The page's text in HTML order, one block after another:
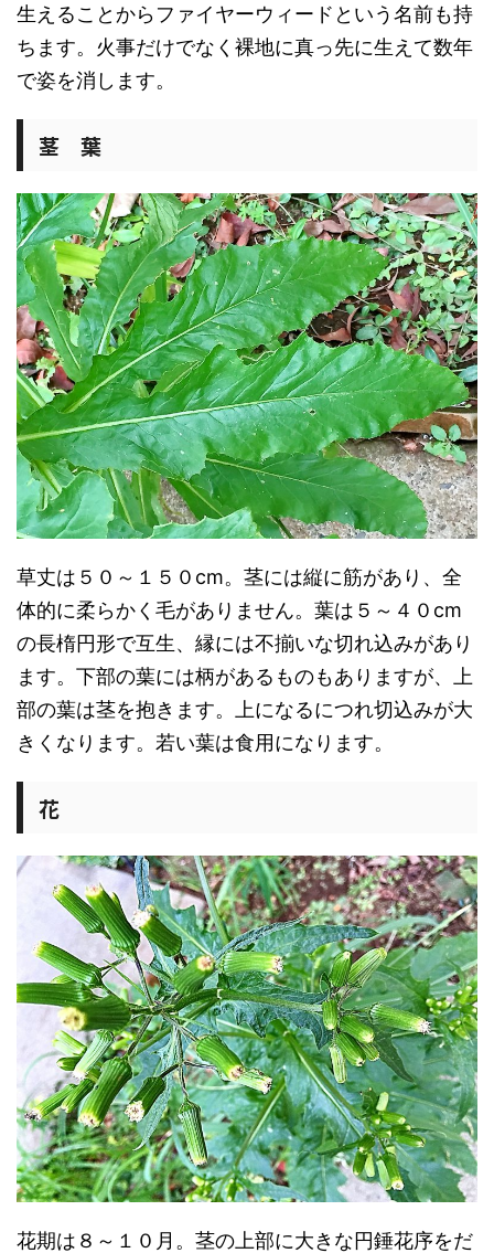
生えることからファイヤーウィードという名前も持
ちます。火事だけでなく裸地に真っ先に生えて数年
で姿を消します。
茎 葉
草丈は５０～１５０cm。茎には縦に筋があり、全
体的に柔らかく毛がありません。葉は５～４０cm
の長楕円形で互生、縁には不揃いな切れ込みがあり
ます。下部の葉には柄があるものもありますが、上
部の葉は茎を抱きます。上になるにつれ切込みが大
きくなります。若い葉は食用になります。
花
花期は８～１０月。茎の上部に大きな円錘花序をだ